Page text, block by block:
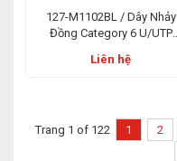
127-M1102BL / Dây Nhảy
Đồng Category 6 U/UTP
Xanh Dương
Liên hệ
Trang 1 of 122 1 2